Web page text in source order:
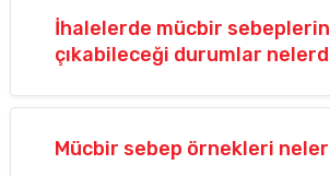
İhalelerde mücbir
çıkabileceği durumlar
Mücbir sebep örnekleri